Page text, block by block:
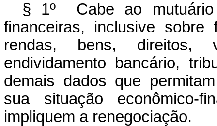
§ 1º Cabe ao mutuário
financeiras, inclusive sobre
rendas, bens, direitos,
endividamento bancário,
demais dados que
sua situação econômico-
impliquem a renegociação.